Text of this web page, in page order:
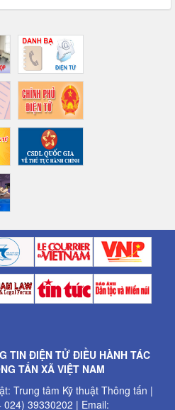
TIN ĐIỆN TỬ ĐIỀU HÀNH TÁC
TẤN XÃ VIỆT NAM
Trung tâm Kỹ thuật Thông tấn |
39330202 | Email: